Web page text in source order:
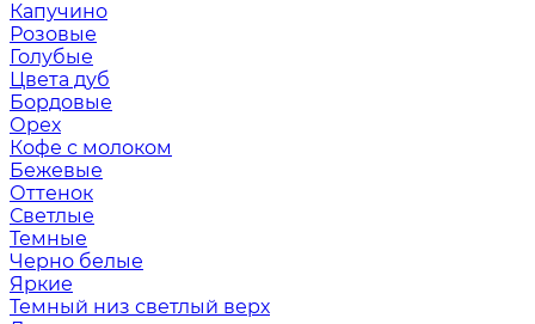
Капучино
Розовые
Голубые
Цвета дуб
Бордовые
Орех
Кофе с молоком
Бежевые
Оттенок
Светлые
Темные
Черно белые
Яркие
Темный низ светлый верх